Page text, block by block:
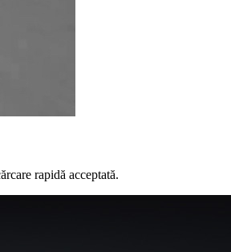
rapidă acceptată.